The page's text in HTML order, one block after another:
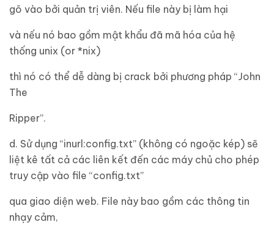
gõ vào bởi quản trị viên. Nếu file này bị làm hại
và nếu nó bao gồm mật khẩu đã mã hóa của hệ
thống unix (or *nix)
thì nó có thể dễ dàng bị crack bởi phương pháp “John
The
Ripper”.
d. Sử dụng “inurl:config.txt” (không có ngoặc kép) sẽ
liệt kê tất cả các liên kết đến các máy chủ cho phép
truy cập vào file “config.txt”
qua giao diện web. File này bao gồm các thông tin
nhạy cảm,